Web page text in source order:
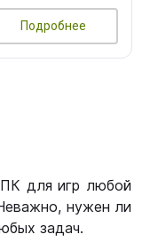
Подробнее
ПК для игр любой
нужен ли
задач.